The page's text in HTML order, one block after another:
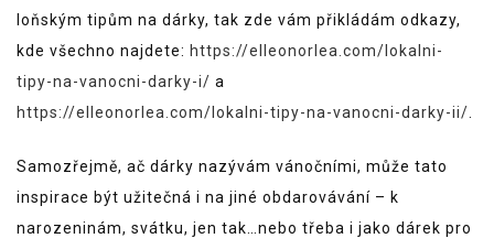
loňským tipům na dárky, tak zde vám přikládám odkazy,
kde všechno najdete: https://elleonorlea.com/lokalni-
tipy-na-vanocni-darky-i/ a
https://elleonorlea.com/lokalni-tipy-na-vanocni-darky-ii/
Samozřejmě, ač dárky nazývám vánočními, může tato
inspirace být užitečná i na jiné obdarovávání – k
narozeninám, svátku, jen tak…nebo třeba i jako dárek pro